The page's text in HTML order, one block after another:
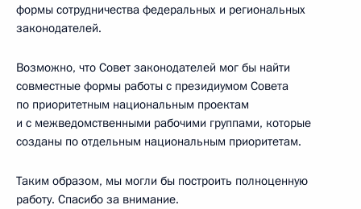
формы сотрудничества федеральных и региональных
законодателей.
Возможно, что Совет законодателей мог бы найти
совместные формы работы с президиумом Совета
по приоритетным национальным проектам
и с межведомственными рабочими группами, которые
созданы по отдельным национальным приоритетам.
Таким образом, мы могли бы построить полноценную
работу. Спасибо за внимание.